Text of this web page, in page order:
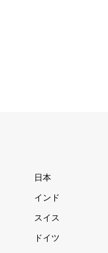
日本
インド
スイス
ドイツ